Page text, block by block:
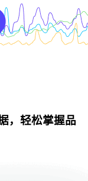
，轻松掌握品